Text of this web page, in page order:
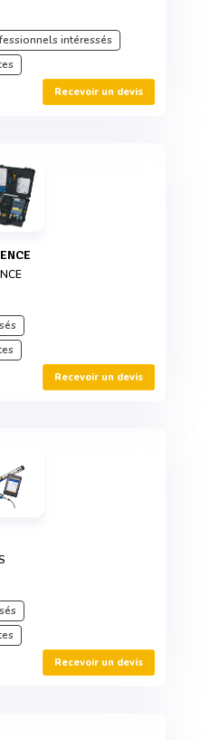
intéressés
Recevoir un devis
Recevoir un devis
Recevoir un devis